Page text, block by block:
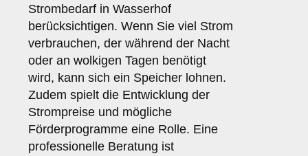
Strombedarf in Wasserhof
berücksichtigen. Wenn Sie viel Strom
verbrauchen, der während der Nacht
oder an wolkigen Tagen benötigt
wird, kann sich ein Speicher lohnen.
Zudem spielt die Entwicklung der
Strompreise und mögliche
Förderprogramme eine Rolle. Eine
professionelle Beratung ist